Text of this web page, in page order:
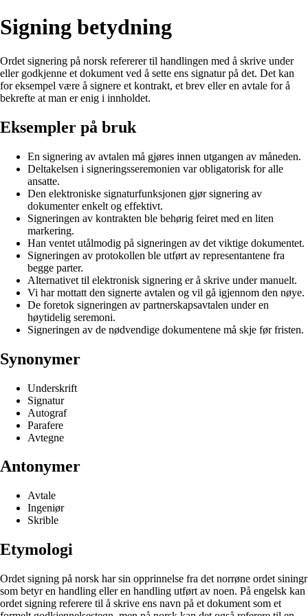
Signing betydning
Ordet signering på norsk refererer til handlingen med å skrive under
eller godkjenne et dokument ved å sette ens signatur på det. Det kan
for eksempel være å signere et kontrakt, et brev eller en avtale for å
bekrefte at man er enig i innholdet.
Eksempler på bruk
En signering av avtalen må gjøres innen utgangen av måneden.
Deltakelsen i signeringsseremonien var obligatorisk for alle
ansatte.
Den elektroniske signaturfunksjonen gjør signering av
dokumenter enkelt og effektivt.
Signeringen av kontrakten ble behørig feiret med en liten
markering.
Han ventet utålmodig på signeringen av det viktige dokumentet.
Signeringen av protokollen ble utført av representantene fra
begge parter.
Alternativet til elektronisk signering er å skrive under manuelt.
Vi har mottatt den signerte avtalen og vil gå igjennom den nøye.
De foretok signeringen av partnerskapsavtalen under en
høytidelig seremoni.
Signeringen av de nødvendige dokumentene må skje før fristen.
Synonymer
Underskrift
Signatur
Autograf
Parafere
Avtegne
Antonymer
Avtale
Ingeniør
Skrible
Etymologi
Ordet signing på norsk har sin opprinnelse fra det norrøne ordet siningr
som betyr en handling eller en handling utført av noen. På engelsk kan
ordet signing referere til å skrive ens navn på et dokument som et